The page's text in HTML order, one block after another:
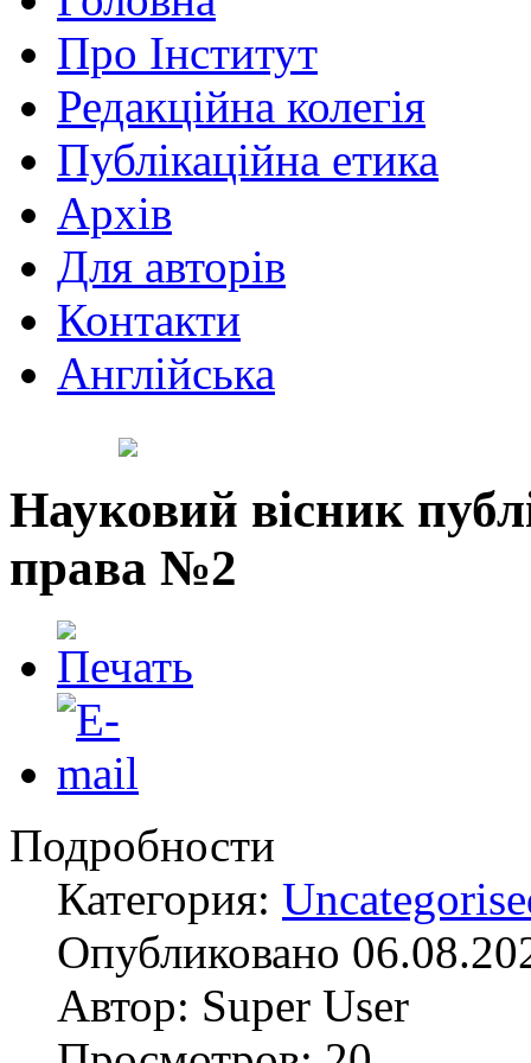
Про Інститут
Редакційна колегія
Публікаційна етика
Архів
Для авторів
Контакти
Англійська
Науковий вісник
права №2
Подробности
Категория:
Опубликовано
Автор: Super User